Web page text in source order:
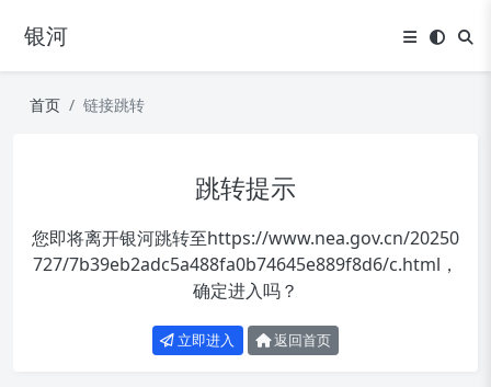
银河
首页 链接跳转
跳转提示
您即将离开银河跳转至https://www.nea.gov.cn/20250
727/7b39eb2adc5a488fa0b74645e889f8d6/c.html ，
确定进入吗？
立即进入 返回首页